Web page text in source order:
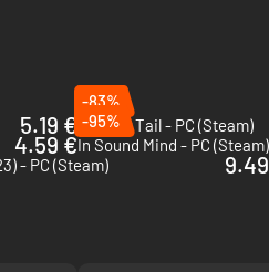
Du erhältst einen offiziellen Key
5.19 €
-83%
On Your Tail - PC (Steam)
4.59 €
-95%
In Sound Mind - PC (Steam)
- PC (Steam)